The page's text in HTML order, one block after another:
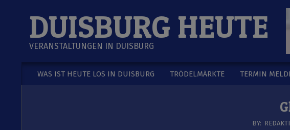
DUISBURG HEUTE
VERANSTALTUNGEN IN DUISBURG
Secondary
WAS IST HEUTE LOS IN DUISBURG TRÖDELMÄRKTE TERMIN
BY: